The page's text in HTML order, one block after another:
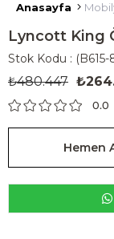
Anasayfa
Lyncott King
Stok Kodu
₺480.447
0.0